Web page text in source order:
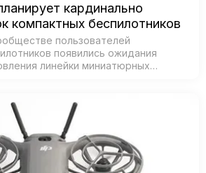
кардинально
компактных беспилотников
пользователей
появились ожидания
линейки миниатюрных